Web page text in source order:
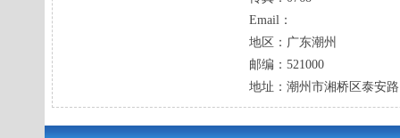
Email：
地区： 广东潮州
邮编： 521000
地址： 潮州市湘桥区泰安路